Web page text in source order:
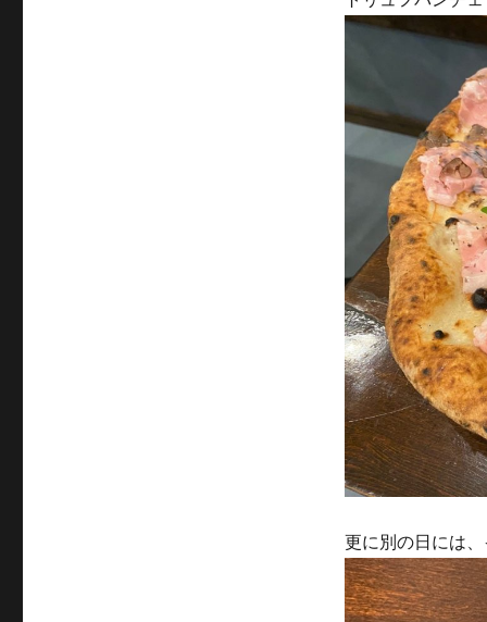
更に別の日には